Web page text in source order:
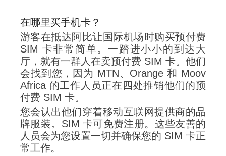
在哪里买手机卡？
游客在抵达阿比让国际机场时购买预付费
SIM 卡非常简单。一踏进小小的到达大
厅，就有一群人在卖预付费 SIM 卡。他们
会找到您，因为 MTN、Orange 和 Moov
Africa 的工作人员正在四处推销他们的预
付费 SIM 卡。
您会认出他们穿着移动互联网提供商的品
牌服装。SIM 卡可免费注册。这些友善的
人员会为您设置一切并确保您的 SIM 卡正
常工作。